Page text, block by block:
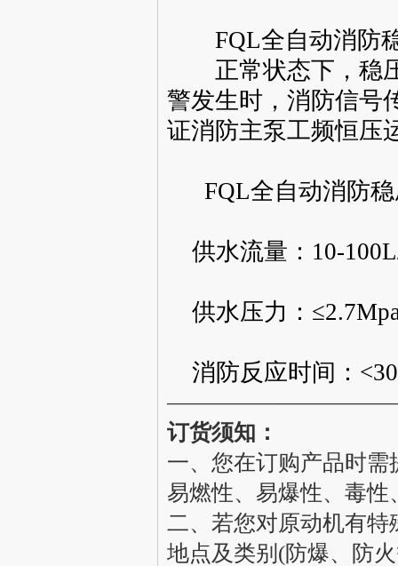
FQL全自动消防稳
正常状态下，稳压
警发生时，消防信号
证消防主泵工频恒压
FQL全自动消防稳
供水流量：10-
供水压力：≤2
消防反应时间：
订货须知：
一、您在订购产品时
易燃性、易爆性、毒
二、若您对原动机有
地点及类别(防爆、防